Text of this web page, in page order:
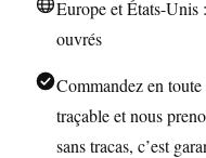
Europe et États-
ouvrés
Commandez en
traçable et nous
sans tracas, c’est